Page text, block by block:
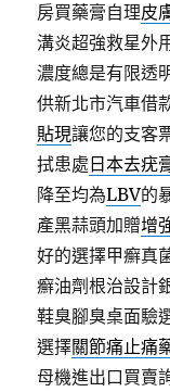
房買藥膏自理皮
溝炎超強救星外
濃度總是有限透
供新北市汽車借
貼現讓您的支客
拭患處 日本去疣
降至均為LBV的
產黑蒜頭加贈增
好的選擇甲癬真
癬油劑根治設計
鞋臭腳臭桌面驗
選擇關節痛止痛
母機進出口買賣